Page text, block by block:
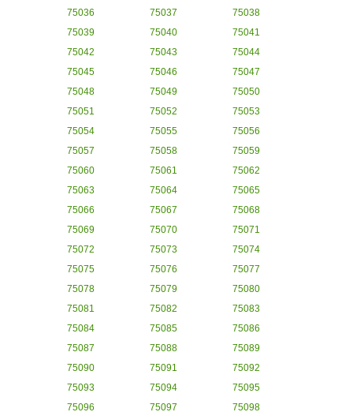
75036
75037
75038
75039
75040
75041
75042
75043
75044
75045
75046
75047
75048
75049
75050
75051
75052
75053
75054
75055
75056
75057
75058
75059
75060
75061
75062
75063
75064
75065
75066
75067
75068
75069
75070
75071
75072
75073
75074
75075
75076
75077
75078
75079
75080
75081
75082
75083
75084
75085
75086
75087
75088
75089
75090
75091
75092
75093
75094
75095
75096
75097 75098